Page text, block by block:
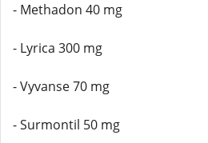
- Methadon 40 mg
- Lyrica 300 mg
- Vyvanse 70 mg
- Surmontil 50 mg